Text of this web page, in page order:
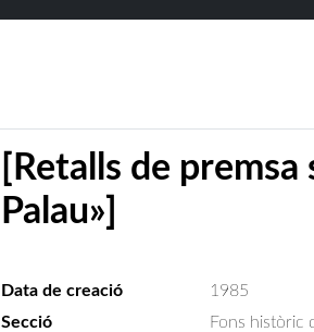
[Retalls de
Palau»]
Data de creació
1985
Secció
Fons històric